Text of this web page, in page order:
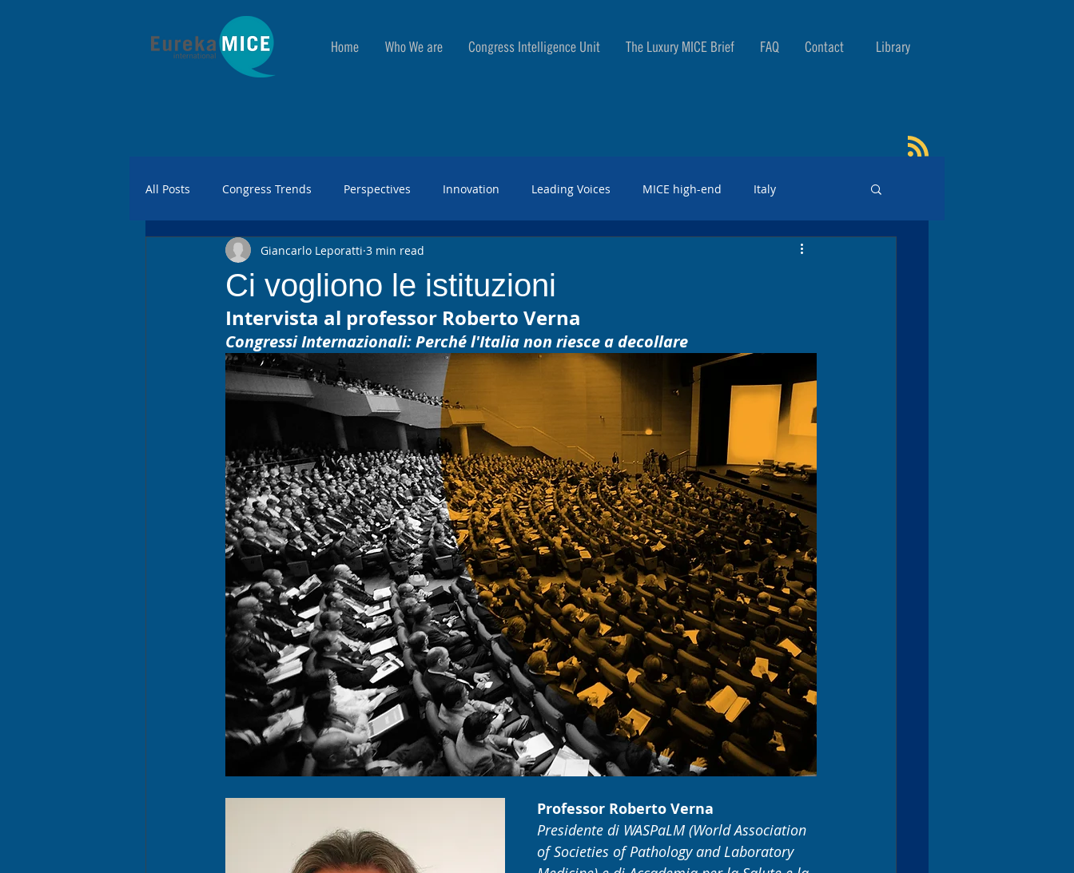
Home Who We are Congress Intelligence Unit The Luxury MICE Brief FAQ Contact Library
All Posts Congress Trends Perspectives Innovation Leading Voices MICE high-end Italy
Ci vogliono le istituzioni
Giancarlo Leporatti 3 min read
Intervista al professor Roberto Verna
Congressi Internazionali: Perché l'Italia non riesce a decollare
Professor Roberto Verna
Presidente di WASPaLM (World Association
of Societies of Pathology and Laboratory